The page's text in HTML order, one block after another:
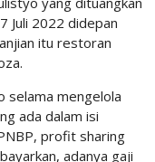
Juli 2022 didepan
itu restoran
selama mengelola
ada dalam isi
profit sharing
adanya gaji